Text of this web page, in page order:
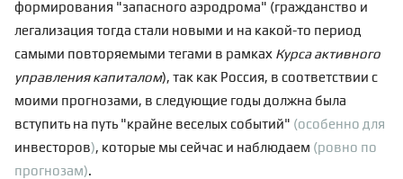
формирования "запасного аэродрома" (гражданство и
легализация тогда стали новыми и на какой-то период
самыми повторяемыми тегами в рамках Курса активного
управления капиталом), так как Россия, в соответствии с
моими прогнозами, в следующие годы должна была
вступить на путь "крайне веселых событий" (особенно для
инвесторов), которые мы сейчас и наблюдаем (ровно по
прогнозам).